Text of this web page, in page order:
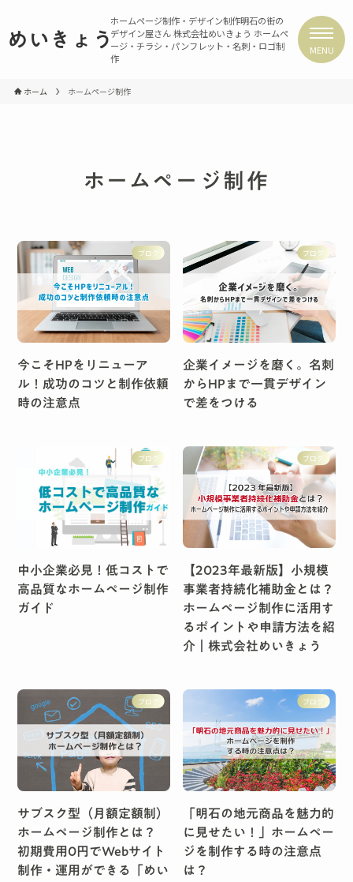
めいきょう
ホームページ制作・デザイン制作明石の街の
デザイン屋さん 株式会社めいきょう ホームペ
ージ・チラシ・パンフレット・名刺・ロゴ制
作
MENU
ホーム ホームページ制作
ホームページ制作
ブログ
今こそHPをリニューア
ル！成功のコツと制作依頼
時の注意点
ブログ
企業イメージを磨く。名刺
からHPまで一貫デザイン
で差をつける
ブログ
中小企業必見！低コストで
高品質なホームページ制作
ガイド
ブログ
【2023年最新版】小規模
事業者持続化補助金とは？
ホームページ制作に活用す
るポイントや申請方法を紹
介｜株式会社めいきょう
ブログ
サブスク型（月額定額制）
ホームページ制作とは？
初期費用0円でWebサイト
制作・運用ができる「めい
ブログ
「明石の地元商品を魅力的
に見せたい！」ホームペー
ジを制作する時の注意点
は？